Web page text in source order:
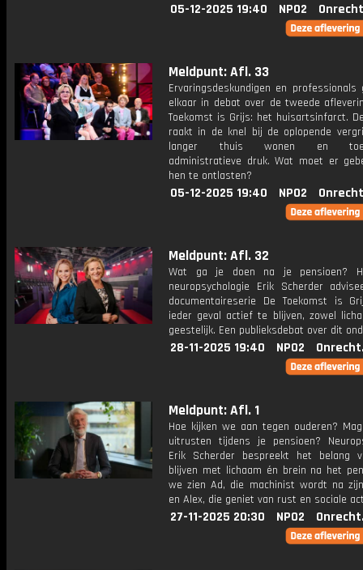
05-12-2025 19:40 NPO2
Meldpunt: Afl. 33
Ervaringsdeskundigen en professionals
elkaar in debat over de tweede
Toekomst is Grijs: het huisartsinfarct.
raakt in de knel bij de oplopende
langer thuis wonen en
administratieve druk. Wat moet er
hen te ontlasten?
05-12-2025 19:40 NPO2
Meldpunt: Afl. 32
Wat ga je doen na je pensioen?
neuropsychologie Erik Scherder
documentaireserie De Toekomst is
ieder geval actief te blijven, zowel
geestelijk. Een publieksdebat over dit
28-11-2025 19:40 NPO2
Meldpunt: Afl. 1
Hoe kijken we aan tegen ouderen?
uitrusten tijdens je pensioen?
Erik Scherder bespreekt het belang
blijven met lichaam én brein na het
we zien Ad, die machinist wordt na
en Alex, die geniet van rust en sociale
27-11-2025 20:30 NPO2